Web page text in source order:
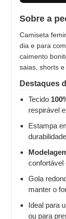
Sobre a
Camiseta
dia e para
caimento
saias, shorts
Destaques
Tecido
respirável
Estampa
confortável
Gola
manter o
Ideal para
ou para